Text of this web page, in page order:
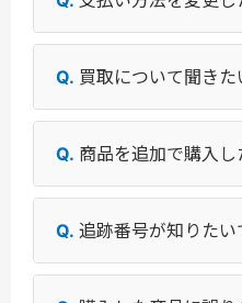
買取について聞きた
商品を追加で購入し
追跡番号が知りたい